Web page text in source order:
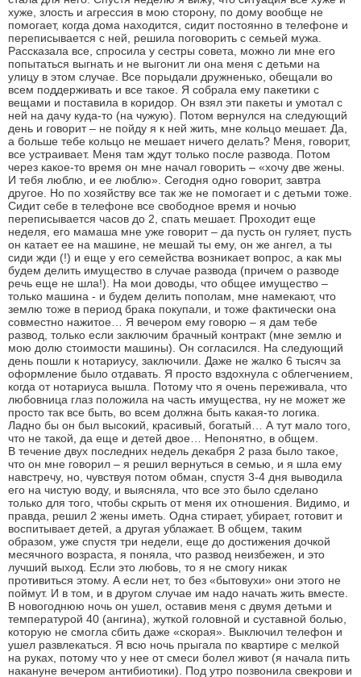
хуже, злость и агрессия в мою сторону, по дому вообще не
помогает, когда дома находится, сидит постоянно в телефоне и
переписывается с ней, решила поговорить с семьей мужа.
Рассказала все, спросила у сестры совета, можно ли мне его
попытаться выгнать и не выгонит ли она меня с детьми на
улицу в этом случае. Все порыдали дружненько, обещали во
всем поддерживать и все такое. Я собрала ему пакетики с
вещами и поставила в коридор. Он взял эти пакеты и умотал с
ней на дачу куда-то (на чужую). Потом вернулся на следующий
день и говорит – не пойду я к ней жить, мне кольцо мешает. Да,
а больше тебе кольцо не мешает ничего делать? Меня, говорит,
все устраивает. Меня там ждут только после развода. Потом
через какое-то время он мне начал говорить – «хочу две жены.
И тебя люблю, и ее люблю». Сегодня одно говорит, завтра
другое. Но по хозяйству все так же не помогает и с детьми тоже.
Сидит себе в телефоне все свободное время и ночью
переписывается часов до 2, спать мешает. Проходит еще
неделя, его мамаша мне уже говорит – да пусть он гуляет, пусть
он катает ее на машине, не мешай ты ему, он же ангел, а ты
сиди жди (!) и еще у его семейства возникает вопрос, а как мы
будем делить имущество в случае развода (причем о разводе
речь еще не шла!). На мои доводы, что общее имущество –
только машина - и будем делить пополам, мне намекают, что
землю тоже в период брака покупали, и тоже фактически она
совместно нажитое… Я вечером ему говорю – я дам тебе
развод, только если заключим брачный контракт (мне землю и
мою долю стоимости машины). Он согласился. На следующий
день пошли к нотариусу, заключили. Даже не жалко 6 тысяч за
оформление было отдавать. Я просто вздохнула с облегчением,
когда от нотариуса вышла. Потому что я очень переживала, что
любовница глаз положила на часть имущества, ну не может же
просто так все быть, во всем должна быть какая-то логика.
Ладно бы он был высокий, красивый, богатый… А тут мало того,
что не такой, да еще и детей двое… Непонятно, в общем.
В течение двух последних недель декабря 2 раза было такое,
что он мне говорил – я решил вернуться в семью, и я шла ему
навстречу, но, чувствуя потом обман, спустя 3-4 дня выводила
его на чистую воду, и выясняла, что все это было сделано
только для того, чтобы скрыть от меня их отношения. Видимо, и
правда, решил 2 жены иметь. Одна стирает, убирает, готовит и
воспитывает детей, а другая ублажает. В общем, таким
образом, уже спустя три недели, еще до достижения дочкой
месячного возраста, я поняла, что развод неизбежен, и это
лучший выход. Если это любовь, то я не смогу никак
противиться этому. А если нет, то без «бытовухи» они этого не
поймут. И в том, и в другом случае им надо начать жить вместе.
В новогоднюю ночь он ушел, оставив меня с двумя детьми и
температурой 40 (ангина), жуткой головной и суставной болью,
которую не смогла сбить даже «скорая». Выключил телефон и
ушел развлекаться. Я всю ночь прыгала по квартире с мелкой
на руках, потому что у нее от смеси болел живот (я начала пить
накануне вечером антибиотики). Под утро позвонила свекрови и